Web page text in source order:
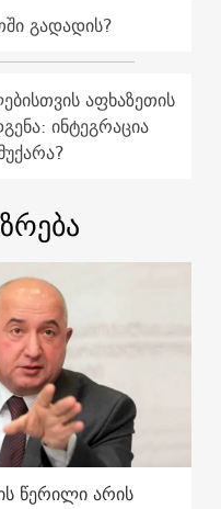
გადადის?
აფხაზეთის
ინტეგრაცია
წერილი არის